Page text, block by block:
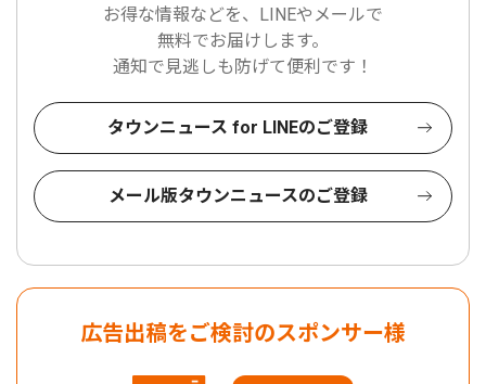
お得な情報などを、LINEやメールで
無料でお届けします。
通知で見逃しも防げて便利です！
タウンニュース for LINEのご登録
メール版タウンニュースのご登録
広告出稿をご検討のスポンサー様